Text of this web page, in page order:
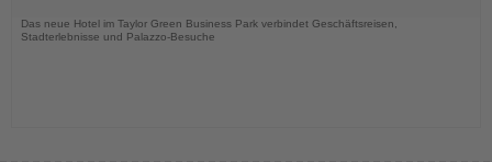
Das neue Hotel im Taylor Green Business Park verbindet Geschäftsreisen,
Stadterlebnisse und Palazzo-Besuche